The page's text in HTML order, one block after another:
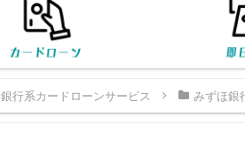
銀行系カードローンサービス みずほ銀